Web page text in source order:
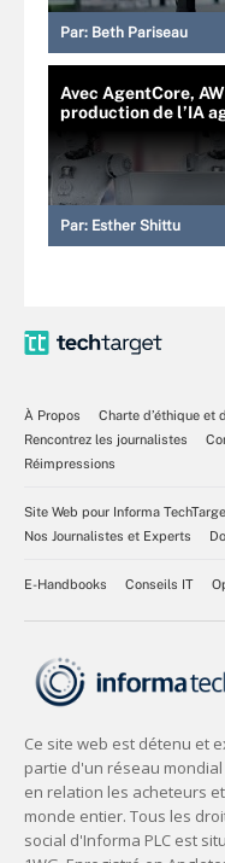
Par: Beth Pariseau
Avec AgentCore,
production de l’IA
Par: Esther Shittu
À Propos
Charte d’éthique et
Rencontrez les journalistes
Réimpressions
Site Web pour Informa
Nos Journalistes et Experts
E-Handbooks Conseils IT